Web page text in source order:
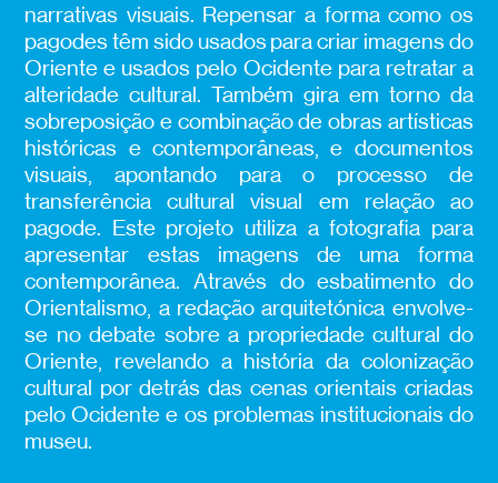
narrativas visuais. Repensar a forma como os
pagodes têm sido usados para criar imagens do
Oriente e usados pelo Ocidente para retratar a
alteridade cultural. Também gira em torno da
sobreposição e combinação de obras artísticas
históricas e contemporâneas, e documentos
visuais, apontando para o processo de
transferência cultural visual em relação ao
pagode. Este projeto utiliza a fotografia para
apresentar estas imagens de uma forma
contemporânea. Através do esbatimento do
Orientalismo, a redação arquitetónica envolve-
se no debate sobre a propriedade cultural do
Oriente, revelando a história da colonização
cultural por detrás das cenas orientais criadas
pelo Ocidente e os problemas institucionais do
museu.